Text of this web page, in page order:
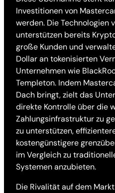
Investitionen von
werden. Die Technologien
unterstützen bereits
große Kunden und
Dollar an tokenisierten
Unternehmen wie
Templeton. Indem
Dach bringt, zielt das
direkte Kontrolle über die
Zahlungsinfrastruktur zu
zu unterstützen,
kostengünstigere
im Vergleich zu
Systemen anzubieten.
Die Rivalität auf dem